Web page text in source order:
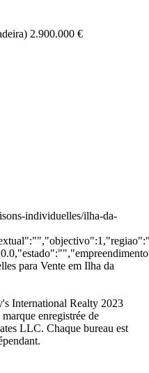
2.900.000 €
individuelles/ilha-da-
para Vente em Ilha da
2023
enregistrée de
LLC. Chaque bureau est